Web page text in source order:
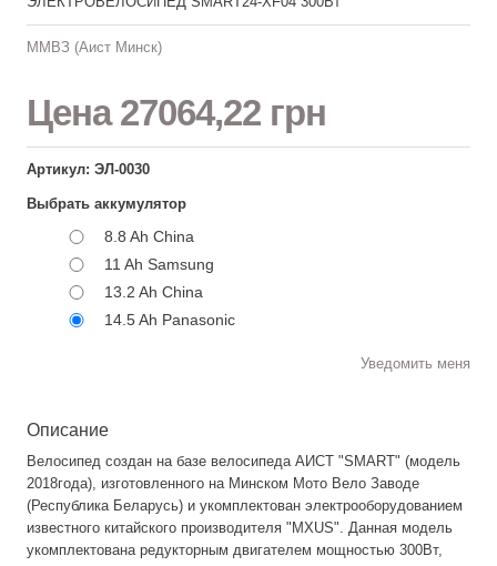
ММВЗ (Аист Минск)
Цена27064,22 грн
Артикул: ЭЛ-0030
Выбрать аккумулятор
8.8 Ah China
11 Ah Samsung
13.2 Ah China
14.5 Ah Panasonic
Уведомить меня
Описание
Велосипед создан на базе велосипеда АИСТ "SMART" (модель
2018года), изготовленного на Минском Мото Вело Заводе
(Республика Беларусь) и укомплектован электрооборудованием
известного китайского производителя "MXUS". Данная модель
укомплектована редукторным двигателем мощностью 300Вт,